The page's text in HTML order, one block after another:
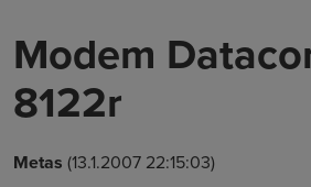
Modem
8122r
Metas (13.1.2007 22:15:03)